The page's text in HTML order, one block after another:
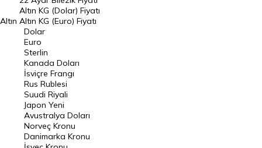
Dolar Kuru
Euro Kuru
Pound Kuru
Frank Kuru
Riyal Kuru
Avustralya Doları
Danimarka Kronu Kuru
Kanada Doları Kuru
Altın
Altın KG (Dolar) Fiyatı
Altın KG (Euro) Fiyatı
Dolar
Euro
Sterlin
Kanada Doları
İsviçre Frangı
Rus Rublesi
Suudi Riyali
Japon Yeni
Avustralya Doları
Norveç Kronu
Danimarka Kronu